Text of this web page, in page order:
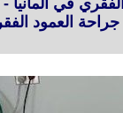
في ألمانيا
جراحة العمود